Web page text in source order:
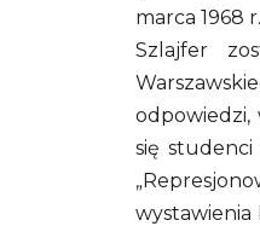
marca 1968
Szlajfer
odpowiedzi,
się studenci
wystawienia